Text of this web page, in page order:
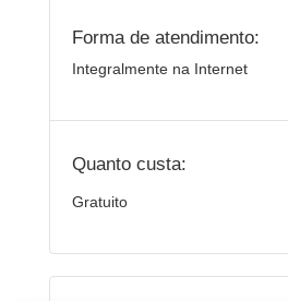
Forma de atendimento:
Integralmente na Internet
Quanto custa:
Gratuito